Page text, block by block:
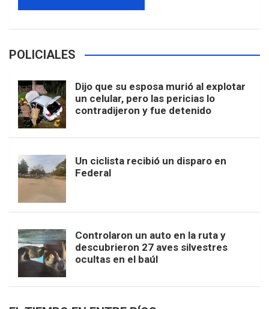
POLICIALES
Dijo que su esposa murió al explotar
un celular, pero las pericias lo
contradijeron y fue detenido
Un ciclista recibió un disparo en
Federal
Controlaron un auto en la ruta y
descubrieron 27 aves silvestres
ocultas en el baúl